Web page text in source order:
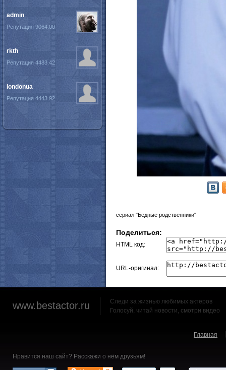
сериал "Бедные родственники"
Поделиться:
HTML код:
URL-оригинал:
admin
Репутация 9064.00
rkth
Репутация 4483.42
londonua
Репутация 4443.92
www.bestactor.ru
Следи за жизнью любимых актеров
Голосуй, читай новости, смотри видео
Главная
Нравится наш сайт? Расскажи о нём друзьям!